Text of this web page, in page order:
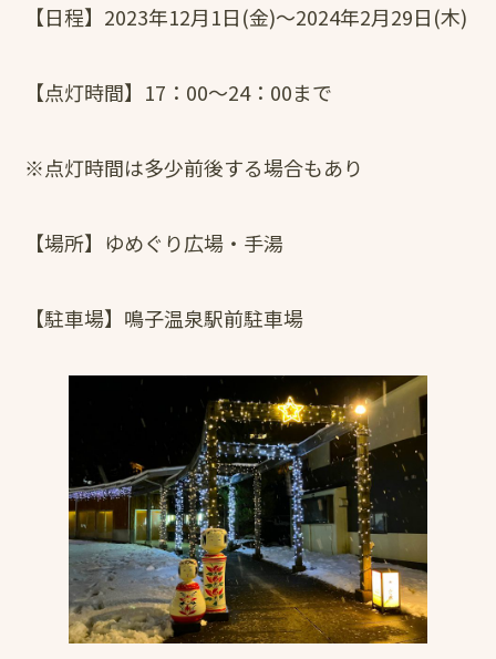
【日程】2023年12月1日(金)～2024年2月29日(木)
【点灯時間】17：00～24：00まで
※点灯時間は多少前後する場合もあり
【場所】ゆめぐり広場・手湯
【駐車場】鳴子温泉駅前駐車場